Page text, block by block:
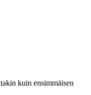
kuin ensimmäisen